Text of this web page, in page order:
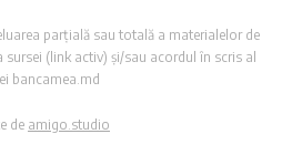
parțială sau totală a materialelor de
sursei (link activ) și/sau acordul în scris al
bancamea.md
de amigo.studio